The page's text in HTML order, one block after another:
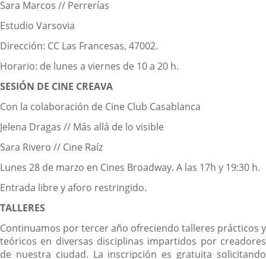
Sara Marcos // Perrerías
Estudio Varsovia
Dirección: CC Las Francesas, 47002.
Horario: de lunes a viernes de 10 a 20 h.
SESIÓN DE CINE CREAVA
Con la colaboración de Cine Club Casablanca
Jelena Dragas // Más allá de lo visible
Sara Rivero // Cine Raíz
Lunes 28 de marzo en Cines Broadway. A las 17h y 19:30 h.
Entrada libre y aforo restringido.
TALLERES
Continuamos por tercer año ofreciendo talleres prácticos y
teóricos en diversas disciplinas impartidos por creadores
de nuestra ciudad. La inscripción es gratuita solicitando